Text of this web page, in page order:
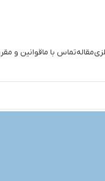
مقالهتماس با ماقوانین و